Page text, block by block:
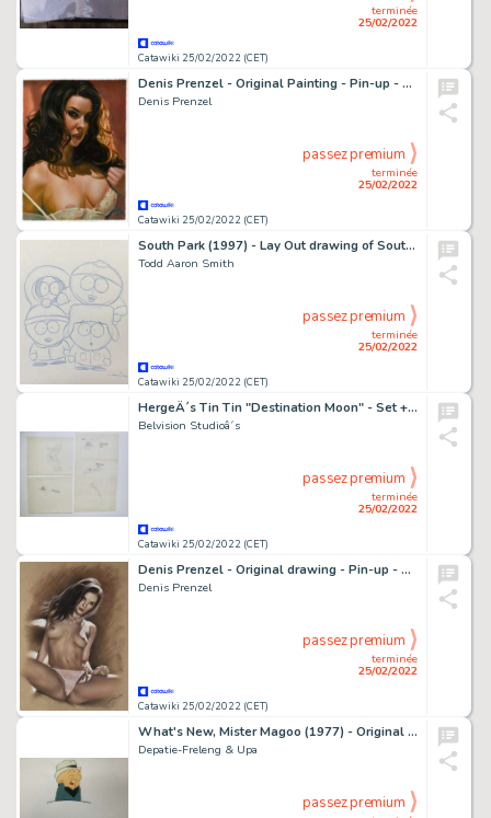
Catawiki 25/02/2022 (CET)
terminée
25/02/2022
Denis Prenzel - Original Painting - Pin-up - Leone- Size: 30 x 40 cm. - (2022)
Denis Prenzel
Catawiki 25/02/2022 (CET)
terminée
25/02/2022
passez premium
South Park (1997) - Lay Out drawing of South Park, made by Todd Aaron Smith (certificated)
Todd Aaron Smith
Catawiki 25/02/2022 (CET)
terminée
25/02/2022
passez premium
HergeÂ´s Tin Tin "Destination Moon" - Set + Bundle + 5 x Original Animation Production Drawing - Exemplaire unique - (1957/1957)
Belvision Studioâ´s
Catawiki 25/02/2022 (CET)
terminée
25/02/2022
passez premium
Denis Prenzel - Original drawing - Pin-up - Tina - Size: 30 x 40 cm. - (2022)
Denis Prenzel
Catawiki 25/02/2022 (CET)
terminée
25/02/2022
passez premium
What's New, Mister Magoo (1977) - Original Animation Cel of Mr. Magoo, signed by Friz Freleng
Depatie-Freleng & Upa
passez premium